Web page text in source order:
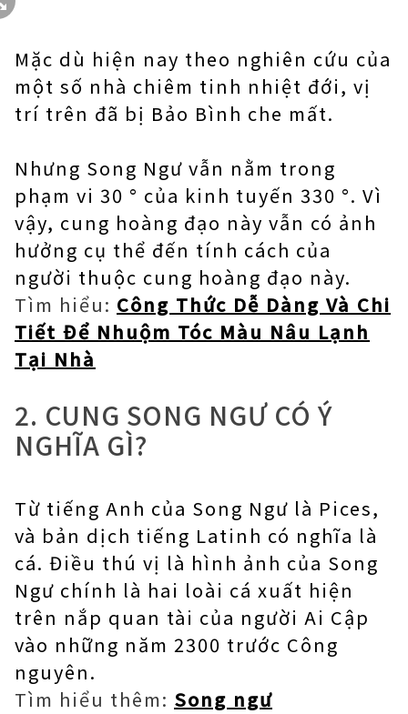
Mặc dù hiện nay theo nghiên cứu của
một số nhà chiêm tinh nhiệt đới, vị
trí trên đã bị Bảo Bình che mất.
Nhưng Song Ngư vẫn nằm trong
phạm vi 30 ° của kinh tuyến 330 °. Vì
vậy, cung hoàng đạo này vẫn có ảnh
hưởng cụ thể đến tính cách của
người thuộc cung hoàng đạo này.
Tìm hiểu: Công Thức Dễ Dàng Và Chi
Tiết Để Nhuộm Tóc Màu Nâu Lạnh
Tại Nhà
2. CUNG SONG NGƯ CÓ Ý
NGHĨA GÌ?
Từ tiếng Anh của Song Ngư là Pices,
và bản dịch tiếng Latinh có nghĩa là
cá. Điều thú vị là hình ảnh của Song
Ngư chính là hai loài cá xuất hiện
trên nắp quan tài của người Ai Cập
vào những năm 2300 trước Công
nguyên.
Tìm hiểu thêm: Song ngư